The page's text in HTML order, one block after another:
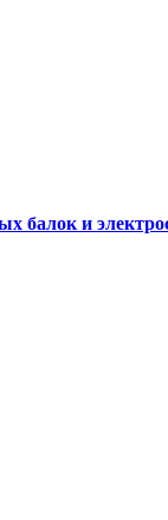
балок и